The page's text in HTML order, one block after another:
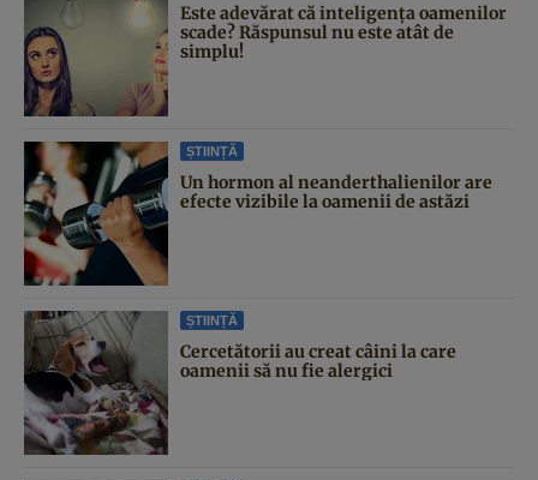
Este adevărat că inteligența oamenilor
scade? Răspunsul nu este atât de
simplu!
ȘTIINȚĂ
Un hormon al neanderthalienilor are
efecte vizibile la oamenii de astăzi
ȘTIINȚĂ
Cercetătorii au creat câini la care
oamenii să nu fie alergici